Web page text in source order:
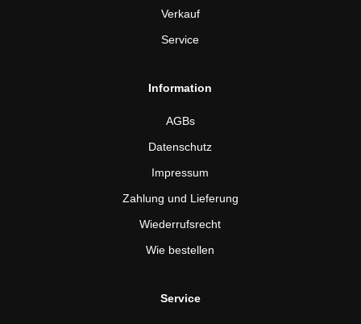
Verkauf
Service
Information
AGBs
Datenschutz
Impressum
Zahlung und Lieferung
Wiederrufsrecht
Wie bestellen
Service